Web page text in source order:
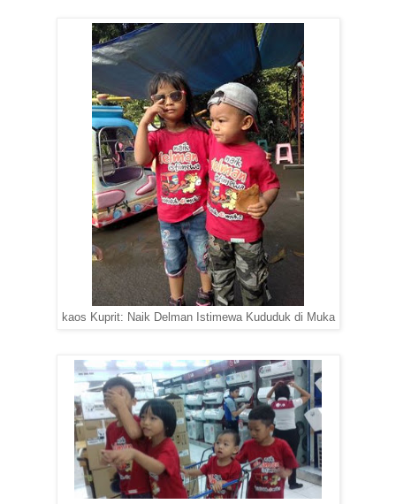
kaos Kuprit: Naik Delman Istimewa Kududuk di Muka